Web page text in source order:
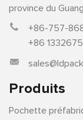
province du
+86-757-
+86
Produits
Pochette